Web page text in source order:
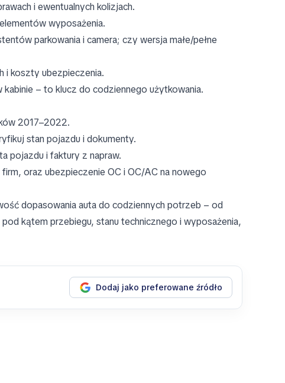
i ewentualnych kolizjach.
wyposażenia.
parkowania i camera; czy wersja małe/pełne
i koszty ubezpieczenia.
– to klucz do codziennego użytkowania.
2017–2022.
stan pojazdu i dokumenty.
pojazdu i faktury z napraw.
oraz ubezpieczenie OC i OC/AC na nowego
dopasowania auta do codziennych potrzeb – od
kątem przebiegu, stanu technicznego i wyposażenia,
Dodaj jako preferowane źródło